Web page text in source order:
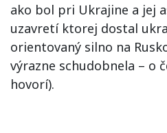
ako bol pri Ukrajine a jej
uzavretí ktorej dostal
orientovaný silno na
výrazne schudobnela – o
hovorí).